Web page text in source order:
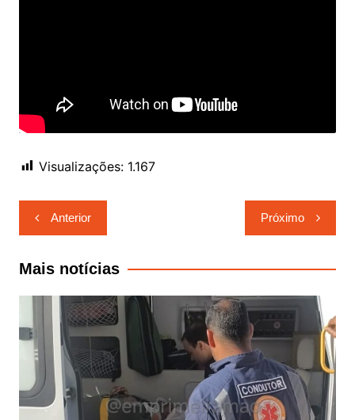
Visualizações: 1.167
Navegação
de
Post
Anterior Próximo
Mais notícias